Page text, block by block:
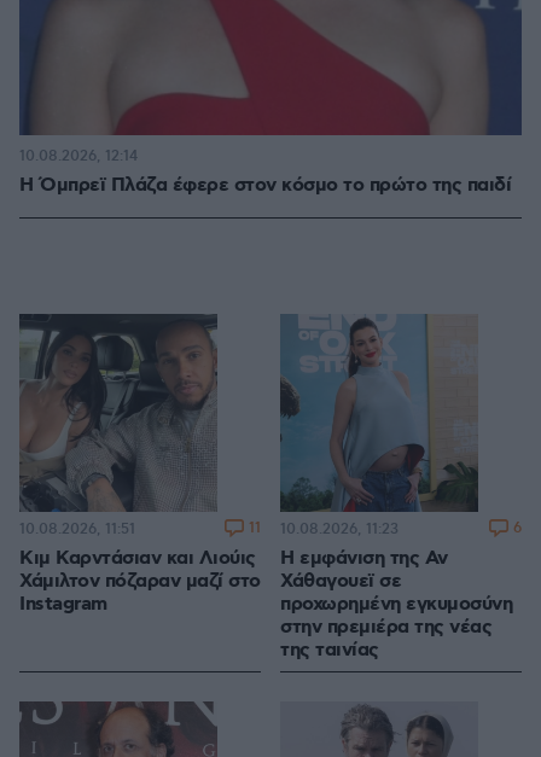
Η Όμπρεϊ Πλάζα έφερε στον κόσμο το πρώτο της παιδί
10.08.2026, 12:14
Κιμ Καρντάσιαν και Λιούις
Χάμιλτον πόζαραν μαζί στο
Instagram
10.08.2026, 11:51 11
Η εμφάνιση της Αν
Χάθαγουεϊ σε
προχωρημένη εγκυμοσύνη
στην πρεμιέρα της νέας
της ταινίας
10.08.2026, 11:23 6